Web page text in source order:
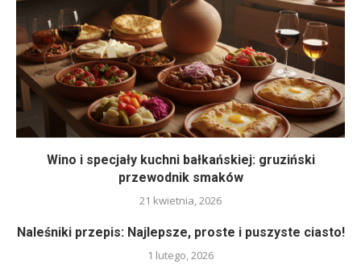
Wino i specjały kuchni bałkańskiej: gruziński
przewodnik smaków
21 kwietnia, 2026
Naleśniki przepis: Najlepsze, proste i puszyste ciasto!
1 lutego, 2026